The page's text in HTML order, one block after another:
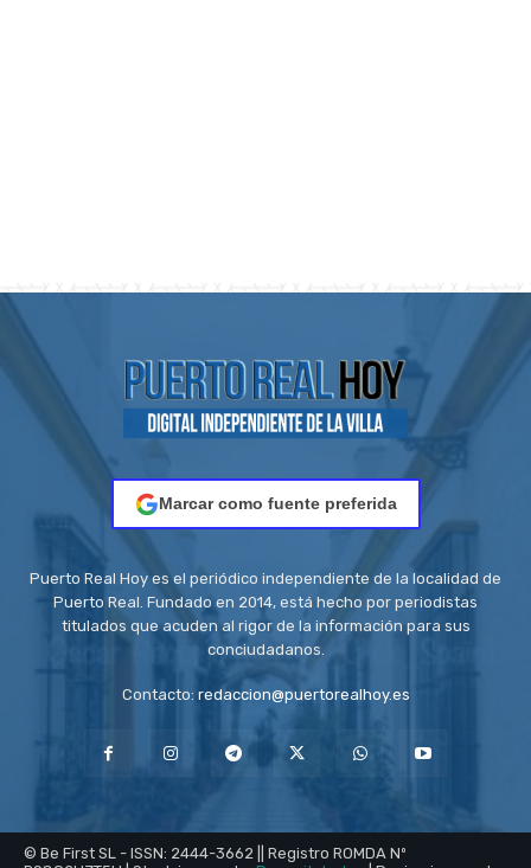
Marcar como fuente preferida
Puerto Real Hoy es el periódico independiente de la localidad de
Puerto Real. Fundado en 2014, está hecho por periodistas
titulados que acuden al rigor de la información para sus
conciudadanos.
Contacto: redaccion@puertorealhoy.es
© Be First SL - ISSN: 2444-3662 || Registro ROMDA Nº